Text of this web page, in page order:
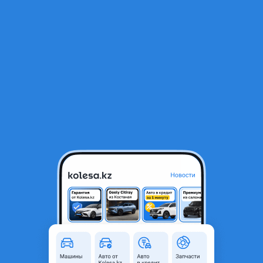
Термостат Mercedes W221
Астана, Акмолинская